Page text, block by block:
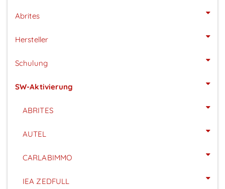
Abrites
Hersteller
Schulung
SW-Aktivierung
ABRITES
AUTEL
CARLABIMMO
IEA ZEDFULL